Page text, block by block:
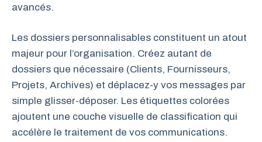
avancés.
Les dossiers personnalisables constituent un atout
majeur pour l’organisation. Créez autant de
dossiers que nécessaire (Clients, Fournisseurs,
Projets, Archives) et déplacez-y vos messages par
simple glisser-déposer. Les étiquettes colorées
ajoutent une couche visuelle de classification qui
accélère le traitement de vos communications.